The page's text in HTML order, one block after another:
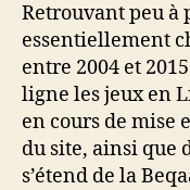
Retrouvant peu à
essentiellement
entre 2004 et
ligne les jeux en
en cours de mise
du site, ainsi que
s’étend de la